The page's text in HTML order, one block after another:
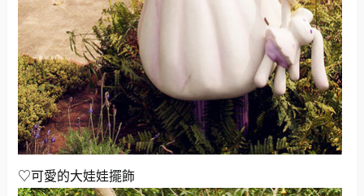
♡可愛的大娃娃擺飾